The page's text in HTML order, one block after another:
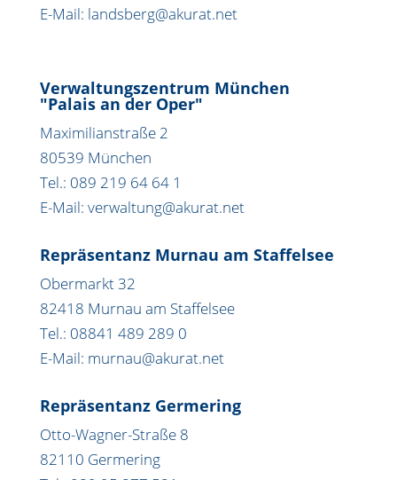
E-Mail: landsberg@akurat.net
Verwaltungszentrum München
"Palais an der Oper"
Maximilianstraße 2
80539 München
Tel.: 089 219 64 64 1
E-Mail: verwaltung@akurat.net
Repräsentanz Murnau am Staffelsee
Obermarkt 32
82418 Murnau am Staffelsee
Tel.: 08841 489 289 0
E-Mail: murnau@akurat.net
Repräsentanz Germering
Otto-Wagner-Straße 8
82110 Germering